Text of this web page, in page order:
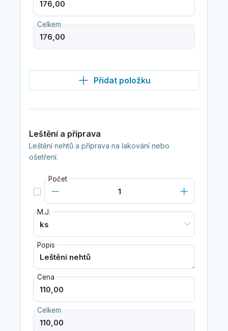
Celkem
Přidat položku
Leštění a příprava
Leštění nehtů a příprava na lakování nebo
ošetření.
Počet
M.J.
Popis
Cena
Celkem